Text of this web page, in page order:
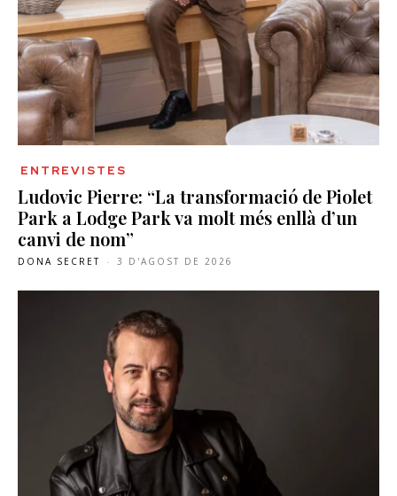
ENTREVISTES
Ludovic Pierre: “La transformació de Piolet
Park a Lodge Park va molt més enllà d’un
canvi de nom”
DONA SECRET - 3 D'AGOST DE 2026